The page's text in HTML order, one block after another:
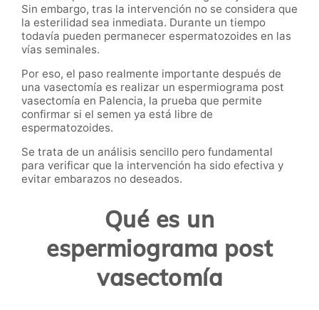
Sin embargo, tras la intervención no se considera que
la esterilidad sea inmediata. Durante un tiempo
todavía pueden permanecer espermatozoides en las
vías seminales.
Por eso, el paso realmente importante después de
una vasectomía es realizar un espermiograma post
vasectomía en Palencia, la prueba que permite
confirmar si el semen ya está libre de
espermatozoides.
Se trata de un análisis sencillo pero fundamental
para verificar que la intervención ha sido efectiva y
evitar embarazos no deseados.
Qué es un
espermiograma post
vasectomía